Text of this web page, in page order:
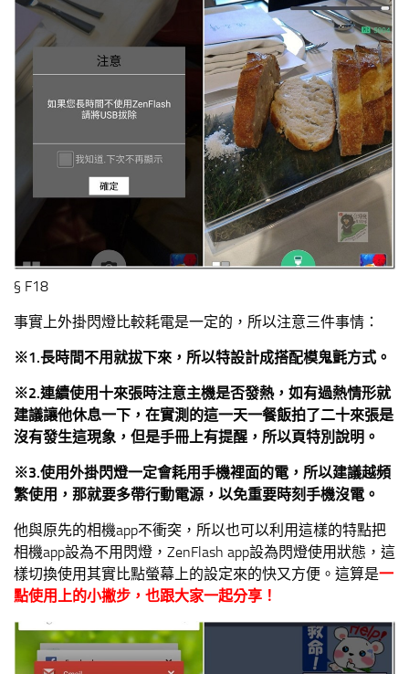
§ F18
事實上外掛閃燈比較耗電是一定的，所以注意三件事情：
※1.長時間不用就拔下來，所以特設計成搭配模鬼氈方式。
※2.連續使用十來張時注意主機是否發熱，如有過熱情形就
建議讓他休息一下，在實測的這一天一餐飯拍了二十來張是
沒有發生這現象，但是手冊上有提醒，所以頁特別說明。
※3.使用外掛閃燈一定會耗用手機裡面的電，所以建議越頻
繁使用，那就要多帶行動電源，以免重要時刻手機沒電。
他與原先的相機app不衝突，所以也可以利用這樣的特點把
相機app設為不用閃燈，ZenFlash app設為閃燈使用狀態，這
樣切換使用其實比點螢幕上的設定來的快又方便。這算是一
點使用上的小撇步，也跟大家一起分享！